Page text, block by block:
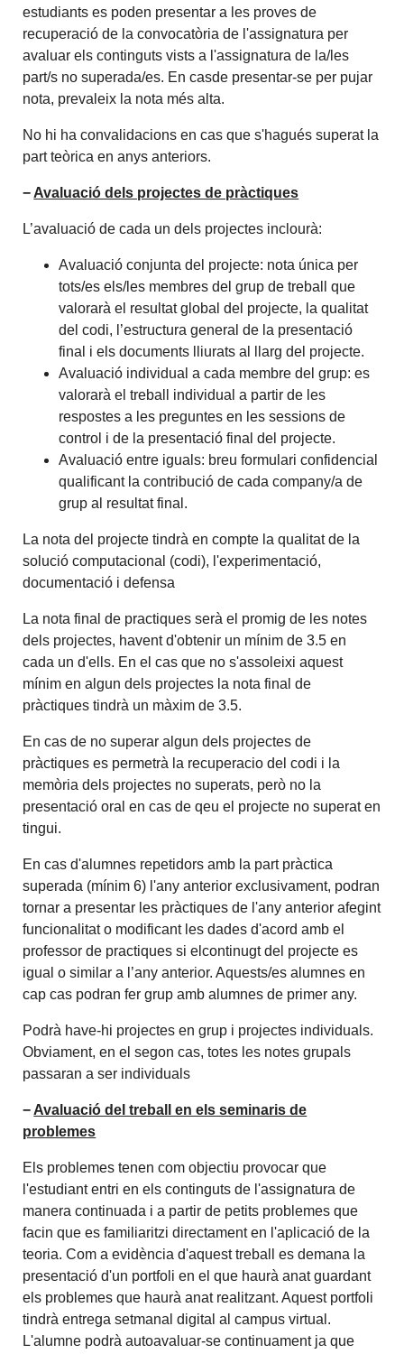
estudiants es poden presentar a les proves de
recuperació de la convocatòria de l'assignatura per
avaluar els continguts vists a l'assignatura de la/les
part/s no superada/es. En casde presentar-se per pujar
nota, prevaleix la nota més alta.
No hi ha convalidacions en cas que s'hagués superat la
part teòrica en anys anteriors.
− Avaluació dels projectes de pràctiques
L’avaluació de cada un dels projectes inclourà:
Avaluació conjunta del projecte: nota única per
tots/es els/les membres del grup de treball que
valorarà el resultat global del projecte, la qualitat
del codi, l’estructura general de la presentació
final i els documents lliurats al llarg del projecte.
Avaluació individual a cada membre del grup: es
valorarà el treball individual a partir de les
respostes a les preguntes en les sessions de
control i de la presentació final del projecte.
Avaluació entre iguals: breu formulari confidencial
qualificant la contribució de cada company/a de
grup al resultat final.
La nota del projecte tindrà en compte la qualitat de la
solució computacional (codi), l'experimentació,
documentació i defensa
La nota final de practiques serà el promig de les notes
dels projectes, havent d'obtenir un mínim de 3.5 en
cada un d'ells. En el cas que no s'assoleixi aquest
mínim en algun dels projectes la nota final de
pràctiques tindrà un màxim de 3.5.
En cas de no superar algun dels projectes de
pràctiques es permetrà la recuperacio del codi i la
memòria dels projectes no superats, però no la
presentació oral en cas de qeu el projecte no superat en
tingui.
En cas d'alumnes repetidors amb la part pràctica
superada (mínim 6) l'any anterior exclusivament, podran
tornar a presentar les pràctiques de l'any anterior afegint
funcionalitat o modificant les dades d'acord amb el
professor de practiques si elcontinugt del projecte es
igual o similar a l’any anterior. Aquests/es alumnes en
cap cas podran fer grup amb alumnes de primer any.
Podrà have-hi projectes en grup i projectes individuals.
Obviament, en el segon cas, totes les notes grupals
passaran a ser individuals
− Avaluació del treball en els seminaris de
problemes
Els problemes tenen com objectiu provocar que
l'estudiant entri en els continguts de l'assignatura de
manera continuada i a partir de petits problemes que
facin que es familiaritzi directament en l'aplicació de la
teoria. Com a evidència d'aquest treball es demana la
presentació d'un portfoli en el que haurà anat guardant
els problemes que haurà anat realitzant. Aquest portfoli
tindrà entrega setmanal digital al campus virtual.
L'alumne podrà autoavaluar-se continuament ja que